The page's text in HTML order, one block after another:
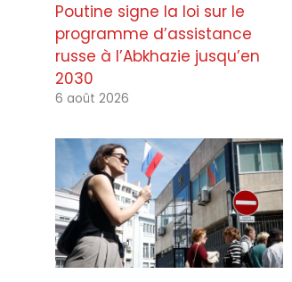
Poutine signe la loi sur le
programme d’assistance
russe à l’Abkhazie jusqu’en
2030
6 août 2026